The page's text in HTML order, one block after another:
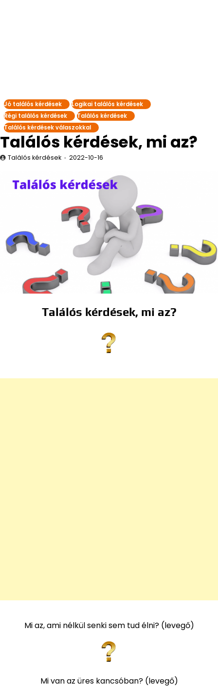
Jó találós kérdések
Logikai találós kérdések
Régi találós kérdések
Találós kérdések
Találós kérdések válaszokkal
Találós kérdések, mi az?
Találós kérdések 2022-10-16
Találós kérdések, mi az?
Mi az, ami nélkül senki sem tud élni? (levegő)
Mi van az üres kancsóban? (levegő)